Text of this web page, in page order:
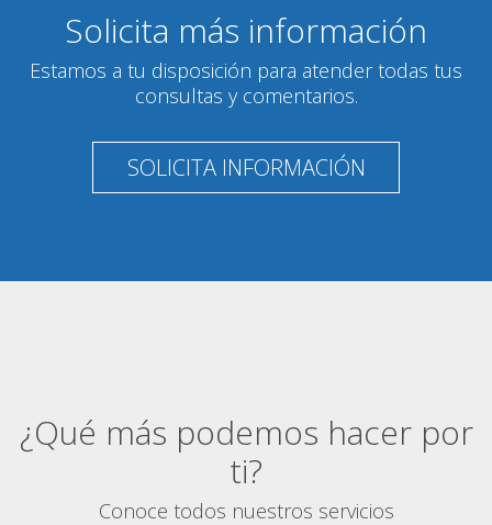
Solicita más información
Estamos a tu disposición para atender todas tus
consultas y comentarios.
SOLICITA INFORMACIÓN
¿Qué más podemos hacer por
ti?
Conoce todos nuestros servicios